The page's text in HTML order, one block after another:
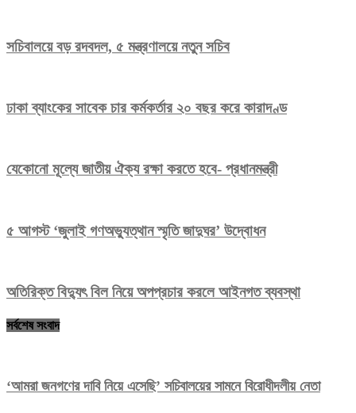
সচিবালয়ে বড় রদবদল, ৫ মন্ত্রণালয়ে নতুন সচিব
ঢাকা ব্যাংকের সাবেক চার কর্মকর্তার ২০ বছর করে কারাদণ্ড
যেকোনো মূল্যে জাতীয় ঐক্য রক্ষা করতে হবে- প্রধানমন্ত্রী
৫ আগস্ট ‘জুলাই গণঅভ্যুত্থান স্মৃতি জাদুঘর’ উদ্বোধন
অতিরিক্ত বিদ্যুৎ বিল নিয়ে অপপ্রচার করলে আইনগত ব্যবস্থা
সর্বশেষ সংবাদ
‘আমরা জনগণের দাবি নিয়ে এসেছি’ সচিবালয়ের সামনে বিরোধীদলীয় নেতা